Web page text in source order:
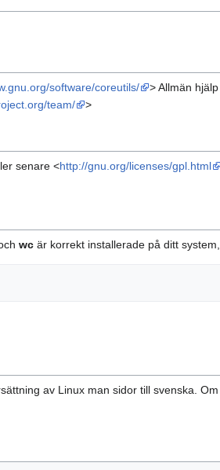
software/coreutils/
> Allmän
team/ >
senare <http://gnu.org/licenses/gpl.html
wc är korrekt installerade på ditt
av Linux man sidor till svenska.